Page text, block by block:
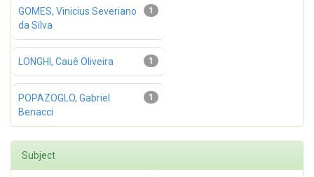
1
GOMES, Vinicius Severiano
da Silva
1
LONGHI, Cauê Oliveira
1
POPAZOGLO, Gabriel
Benacci
Subject